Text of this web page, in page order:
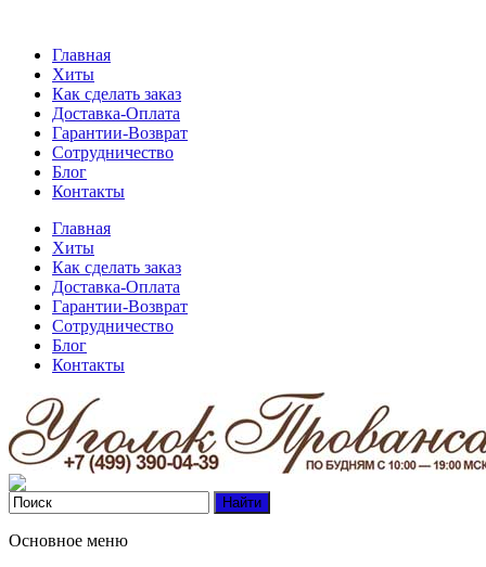
Главная
Хиты
Как сделать заказ
Доставка-Оплата
Гарантии-Возврат
Сотрудничество
Блог
Контакты
Главная
Хиты
Как сделать заказ
Доставка-Оплата
Гарантии-Возврат
Сотрудничество
Блог
Контакты
Основное меню